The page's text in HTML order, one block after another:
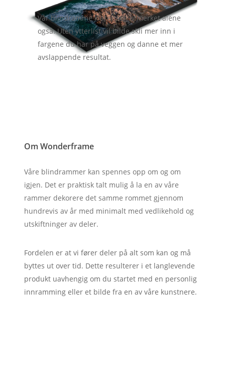
Vår blindramme klarer seg utmerket alene
også. Uten ytterlist vil bilde skli mer inn i
fargene du har på veggen og danne et mer
avslappende resultat.
Om Wonderframe
Våre blindrammer kan spennes opp om og om
igjen. Det er praktisk talt mulig å la en av våre
rammer dekorere det samme rommet gjennom
hundrevis av år med minimalt med vedlikehold og
utskiftninger av deler.
Fordelen er at vi fører deler på alt som kan og må
byttes ut over tid. Dette resulterer i et langlevende
produkt uavhengig om du startet med en personlig
innramming eller et bilde fra en av våre kunstnere.